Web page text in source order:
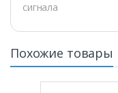
сигнала
Похожие товары